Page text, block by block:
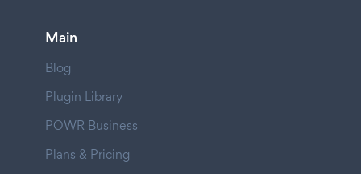
Main
Blog
Plugin Library
POWR Business
Plans & Pricing